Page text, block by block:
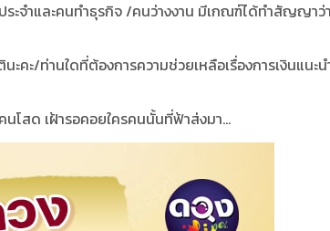
จำและคนทำธุรกิจ /คนว่างงาน มีเกณฑ์ได้ทำสัญญาว่
คะ/ท่านใดที่ต้องการความช่วยเหลือเรื่องการเงินแนะน
สด เฝ้ารอคอยใครคนนั้นที่ฟ้าส่งมา...